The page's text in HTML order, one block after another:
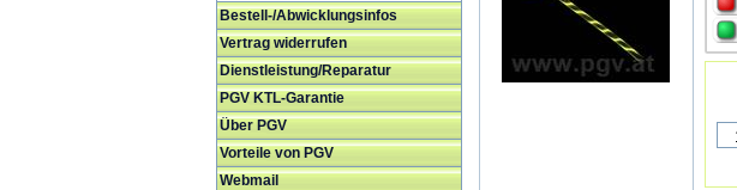
Bestell-/Abwicklungsinfos
Vertrag widerrufen
Dienstleistung/Reparatur
PGV KTL-Garantie
Über PGV
Vorteile von PGV
Webmail